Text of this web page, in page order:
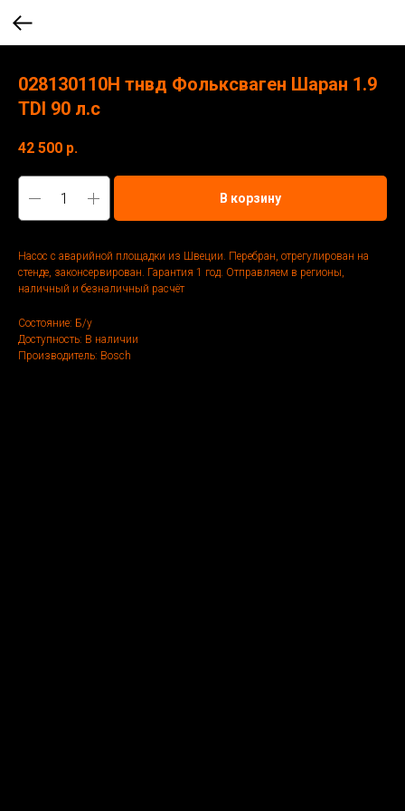
028130110Н тнвд Фольксваген Шаран 1.9
TDI 90 л.с
42 500 р.
В корзину
Насос с аварийной площадки из Швеции. Перебран, отрегулирован на
стенде, законсервирован. Гарантия 1 год. Отправляем в регионы,
наличный и безналичный расчёт
Состояние: Б/у
Доступность: В наличии
Производитель: Bosch